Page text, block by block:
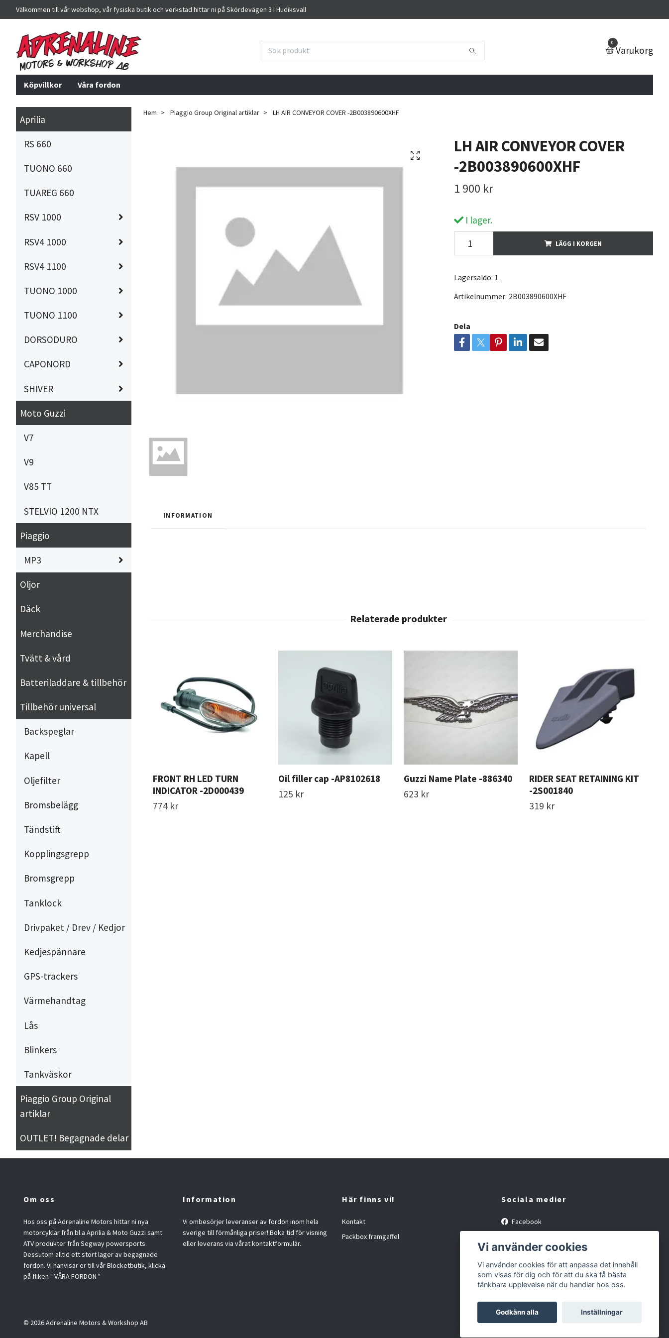
Välkommen till vår webshop, vår fysiska butik och verkstad hittar ni på Skördevägen 3 i Hudiksvall
0
Varukorg
Köpvillkor Våra fordon
Aprilia
RS 660
TUONO 660
TUAREG 660
RSV 1000
RSV4 1000
RSV4 1100
TUONO 1000
TUONO 1100
DORSODURO
CAPONORD
SHIVER
Moto Guzzi
V7
V9
V85 TT
STELVIO 1200 NTX
Piaggio
MP3
Oljor
Däck
Merchandise
Tvätt & vård
Batteriladdare & tillbehör
Tillbehör universal
Backspeglar
Kapell
Oljefilter
Bromsbelägg
Tändstift
Kopplingsgrepp
Bromsgrepp
Tanklock
Drivpaket / Drev / Kedjor
Kedjespännare
GPS-trackers
Värmehandtag
Lås
Blinkers
Tankväskor
Piaggio Group Original
artiklar
OUTLET! Begagnade delar
Hem Piaggio Group Original artiklar LH AIR CONVEYOR COVER -2B003890600XHF
LH AIR CONVEYOR COVER
-2B003890600XHF
1 900 kr
I lager.
LÄGG I KORGEN
Lagersaldo: 1
Artikelnummer: 2B003890600XHF
Dela
INFORMATION
FRONT RH LED TURN
INDICATOR -2D000439
774 kr
Oil filler cap -AP8102618
125 kr
Guzzi Name Plate -886340
623 kr
RIDER SEAT RETAINING KIT
-2S001840
319 kr
Om oss
Hos oss på Adrenaline Motors hittar ni nya
motorcyklar från bl.a Aprilia & Moto Guzzi samt
ATV produkter från Segway powersports.
Dessutom alltid ett stort lager av begagnade
fordon. Vi hänvisar er till vår Blocketbutik, klicka
på fliken " VÅRA FORDON "
Information
Vi ombesörjer leveranser av fordon inom hela
sverige till förmånliga priser! Boka tid för visning
eller leverans via vårat kontaktformulär.
Här finns vi!
Kontakt
Packbox framgaffel
Sociala medier
Facebook
© 2026 Adrenaline Motors & Workshop AB
Vi använder cookies
Vi använder cookies för att anpassa det innehåll
som visas för dig och för att du ska få bästa
tänkbara upplevelse när du handlar hos oss.
Godkänn alla Inställningar